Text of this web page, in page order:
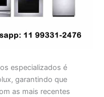
especializados é
garantindo que
as mais recentes